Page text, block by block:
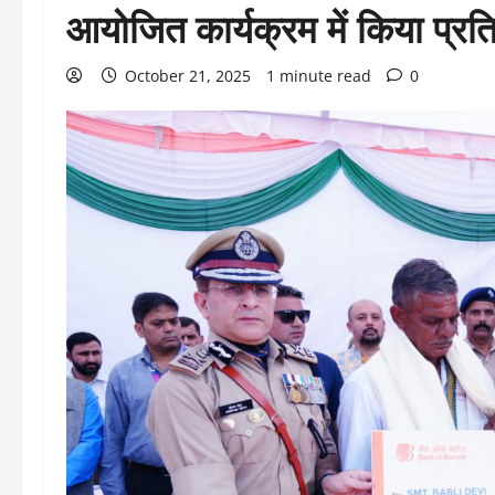
आयोजित कार्यक्रम में किया
October 21, 2025 1 minute read 0